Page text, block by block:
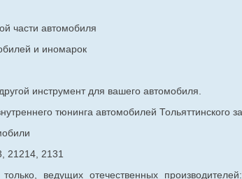
части автомобиля
и иномарок
инструмент для вашего автомобиля.
тюнинга автомобилей
21214, 2131
ведущих отечественных